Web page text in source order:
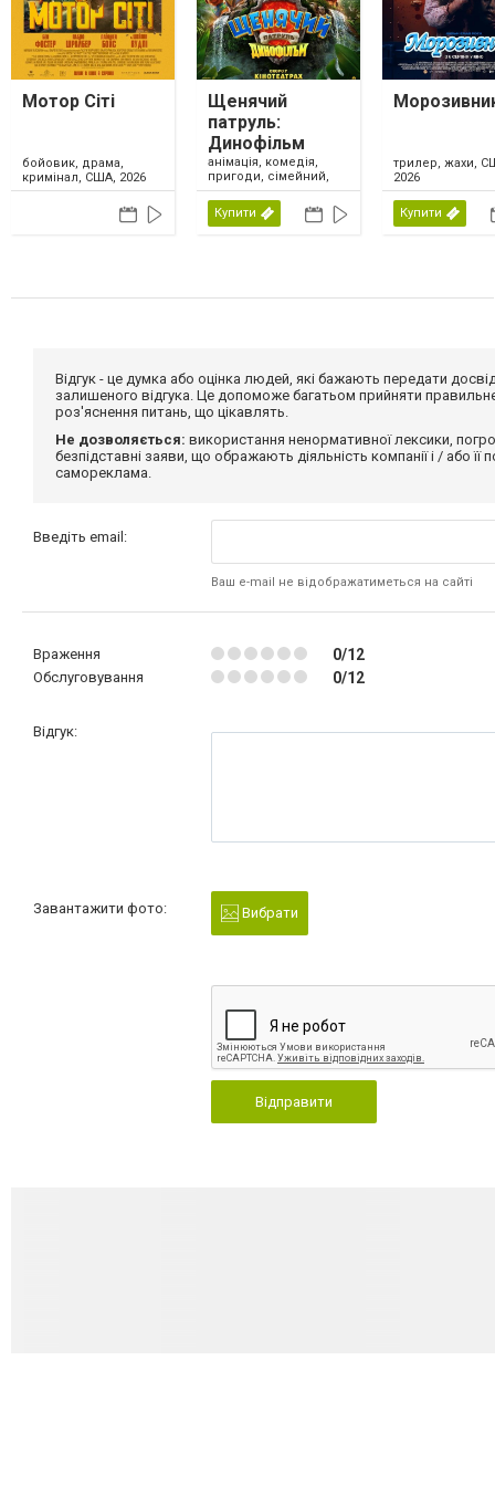
Мотор Сіті
бойовик, драма,
кримінал, США, 2026
Щенячий
патруль:
Динофільм
анімація, комедія,
пригоди, сімейний,
США, 2026
Купити
трилер, жахи,
2026
Купити
Відгук - це думка або оцінка людей, які бажають передати
залишеного відгука. Це допоможе багатьом прийняти
роз'яснення питань, що цікавлять.
Не дозволяється: використання ненормативної лексики,
безпідставні заяви, що ображають діяльність компанії і / або
самореклама.
Введіть email:
Ваш e-mail не відображатиметься на сайті
Враження 0/12
Обслуговування 0/12
Відгук:
Завантажити фото: Вибрати
Відправити